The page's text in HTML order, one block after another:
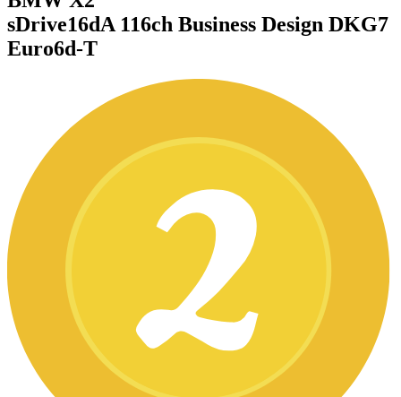
sDrive16dA 116ch Business Design DKG7
Euro6d-T